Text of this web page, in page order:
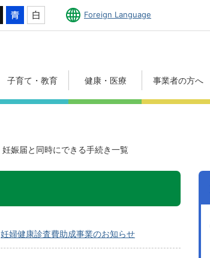
Foreign Language
子育て・教育 健康・医療 事業者の方へ
妊娠届と同時にできる手続き一覧
妊婦健康診査費助成事業のお知らせ